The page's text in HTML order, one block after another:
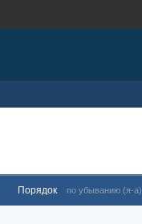
Порядок по убыванию (я-а)